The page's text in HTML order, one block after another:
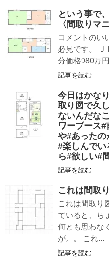
という事で
〈間取りマ
コメントのい
必見です。 Ｊ
分価格980万
記事を読む
今日はかな
取り図で久
ないんだな
ワーブース
や#あったの
#楽しんでい
ら#欲しい#
記事を読む
これは間取
これは間取り
ていると、ち
何とも思わな
が。。 これ...
記事を読む